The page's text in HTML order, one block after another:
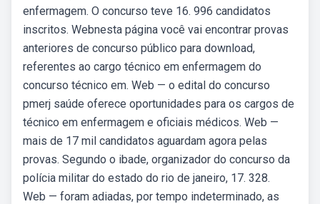
enfermagem. O concurso teve 16. 996 candidatos
inscritos. Webnesta página você vai encontrar provas
anteriores de concurso público para download,
referentes ao cargo técnico em enfermagem do
concurso técnico em. Web — o edital do concurso
pmerj saúde oferece oportunidades para os cargos de
técnico em enfermagem e oficiais médicos. Web —
mais de 17 mil candidatos aguardam agora pelas
provas. Segundo o ibade, organizador do concurso da
polícia militar do estado do rio de janeiro, 17. 328.
Web — foram adiadas, por tempo indeterminado, as